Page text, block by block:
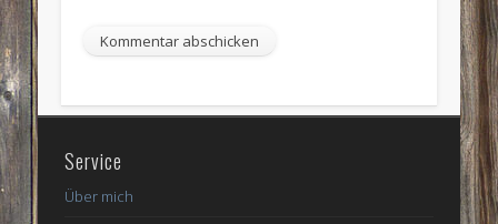
Service
Über mich